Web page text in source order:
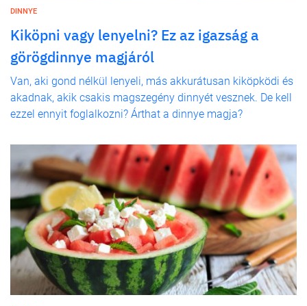
DINNYE
Kiköpni vagy lenyelni? Ez az igazság a
görögdinnye magjáról
Van, aki gond nélkül lenyeli, más akkurátusan kiköpködi és
akadnak, akik csakis magszegény dinnyét vesznek. De kell
ezzel ennyit foglalkozni? Árthat a dinnye magja?